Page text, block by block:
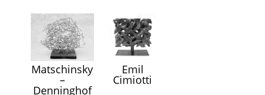
Matschinsky
–
Denninghof
Emil
Cimiotti